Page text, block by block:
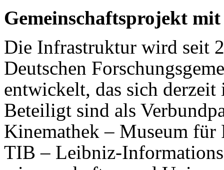
Gemeinschaftsprojekt
Die Infrastruktur wird seit
Deutschen
entwickelt, das sich
Beteiligt sind als
Kinemathek – Museum
TIB – Leibniz-